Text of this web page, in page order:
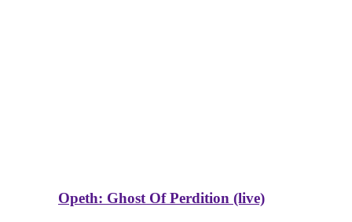
Opeth: Ghost Of Perdition (live)